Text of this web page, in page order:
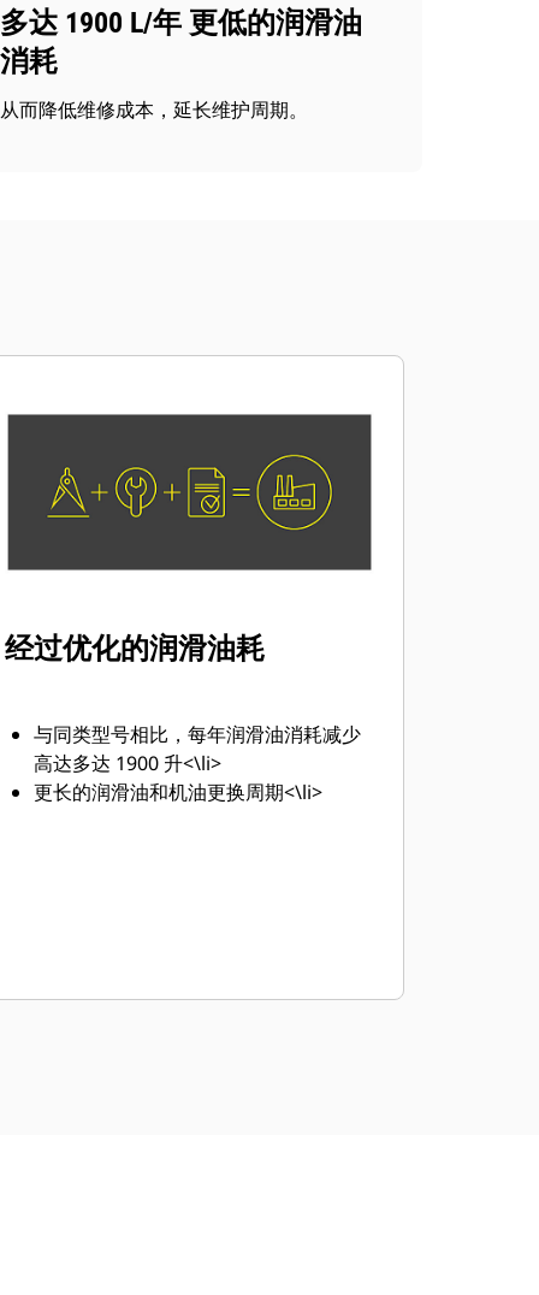
多达 1900 L/年 更低的润滑油
消耗
从而降低维修成本，延长维护周期。
经过优化的润滑油耗
与同类型号相比，每年润滑油消耗减少
高达多达 1900 升<\li>
更长的润滑油和机油更换周期<\li>